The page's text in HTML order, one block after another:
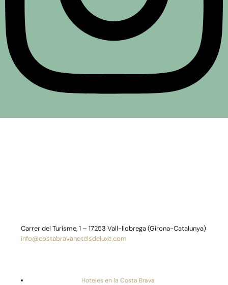
Carrer del Turisme, 1 – 17253 Vall-llobrega (Girona-Catalunya)
info@costabravahotelsdeluxe.com
Hoteles en la Costa Brava